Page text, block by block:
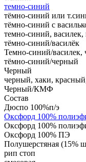
темно-синий
тёмно-синий или
тёмно-синий с
темно-синий,
тёмно-синий/василёк
Темно-синий/василек,
тёмно-синий/черный
Черный
черный, хаки,
Черный/КМФ
Состав
Дюспо 100%п/э
Оксфорд 100%
Оксфорд 100%
Оксфорд 100% ПЭ
Полушерстяная (15%
рип стоп